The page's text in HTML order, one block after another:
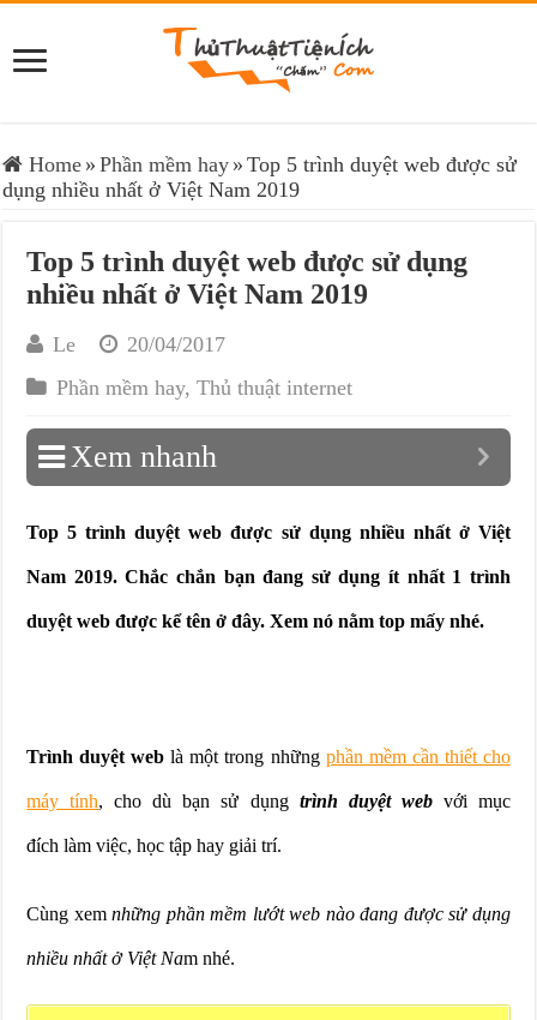
Home » Phần mềm hay » Top 5 trình duyệt web được sử
dụng nhiều nhất ở Việt Nam 2019
Top 5 trình duyệt web được sử dụng
nhiều nhất ở Việt Nam 2019
Le
20/04/2017
Phần mềm hay,Thủ thuật internet
Xem nhanh
Top 5 trình duyệt web được sử dụng nhiều nhất ở Việt
Nam 2019. Chắc chắn bạn đang sử dụng ít nhất 1 trình
duyệt web được kể tên ở đây. Xem nó nằm top mấy nhé.
Trình duyệt web là một trong những phần mềm cần thiết cho
máy tính, cho dù bạn sử dụng trình duyệt webvới mục
đích làm việc, học tập hay giải trí.
Cùng xemnhững phần mềm lướt web nào đang được sử dụng
nhiều nhất ở Việt Nam nhé.